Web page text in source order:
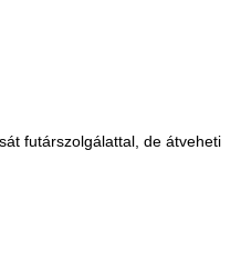
futárszolgálattal, de átveheti